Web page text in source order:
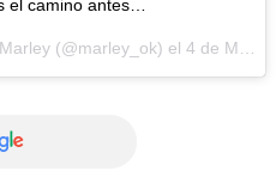
el camino antes…
(@marley_ok) el 4 de May de 2017 a la(s) 4:04 PDT